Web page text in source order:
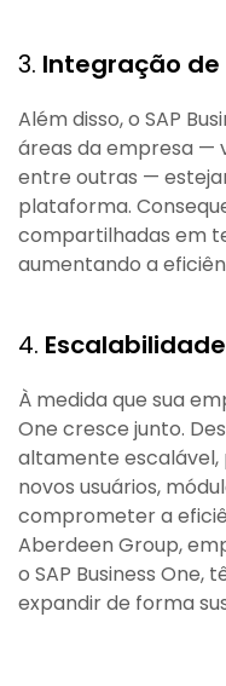
3. Integração de
Além disso, o SAP
áreas da empresa —
entre outras —
plataforma.
compartilhadas em
aumentando a
4. Escalabilidade
À medida que sua
One cresce junto.
altamente escalável,
novos usuários,
comprometer a
Aberdeen Group,
o SAP Business One,
expandir de forma